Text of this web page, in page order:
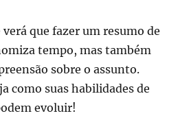
que fazer um resumo de
tempo, mas também
sobre o assunto.
como suas habilidades de
evoluir!